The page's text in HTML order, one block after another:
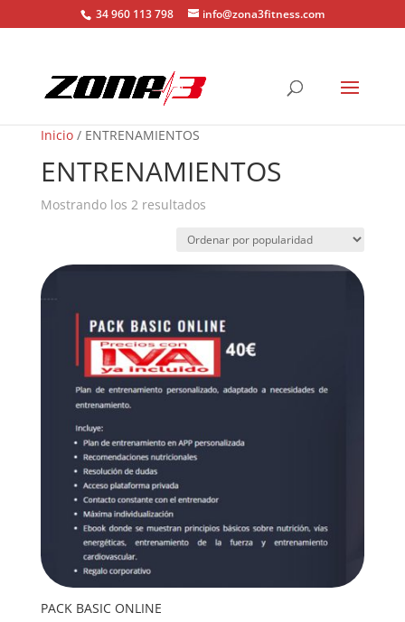
34 960 113 798 info@zona3fitness.com
Inicio/ ENTRENAMIENTOS
ENTRENAMIENTOS
Mostrando los 2 resultados
PACK BASIC ONLINE